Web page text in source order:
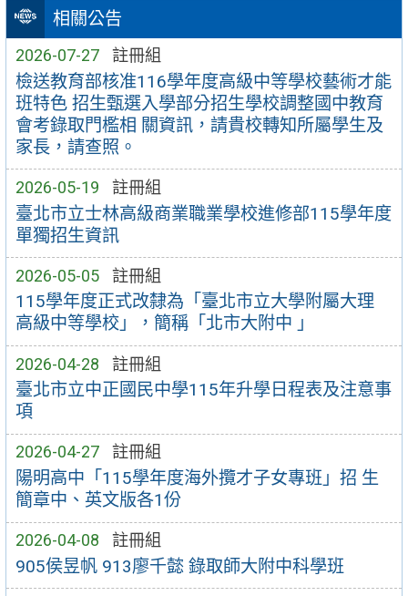
相關公告
2026-07-27 註冊組
檢送教育部核准116學年度高級中等學校藝術才能
班特色 招生甄選入學部分招生學校調整國中教育
會考錄取門檻相 關資訊，請貴校轉知所屬學生及
家長，請查照。
2026-05-19 註冊組
臺北市立士林高級商業職業學校進修部115學年度
單獨招生資訊
2026-05-05 註冊組
115學年度正式改隸為「臺北市立大學附屬大理
高級中等學校」，簡稱「北市大附中 」
2026-04-28 註冊組
臺北市立中正國民中學115年升學日程表及注意事
項
2026-04-27 註冊組
陽明高中「115學年度海外攬才子女專班」招 生
簡章中、英文版各1份
2026-04-08 註冊組
905侯昱帆 913廖千懿 錄取師大附中科學班